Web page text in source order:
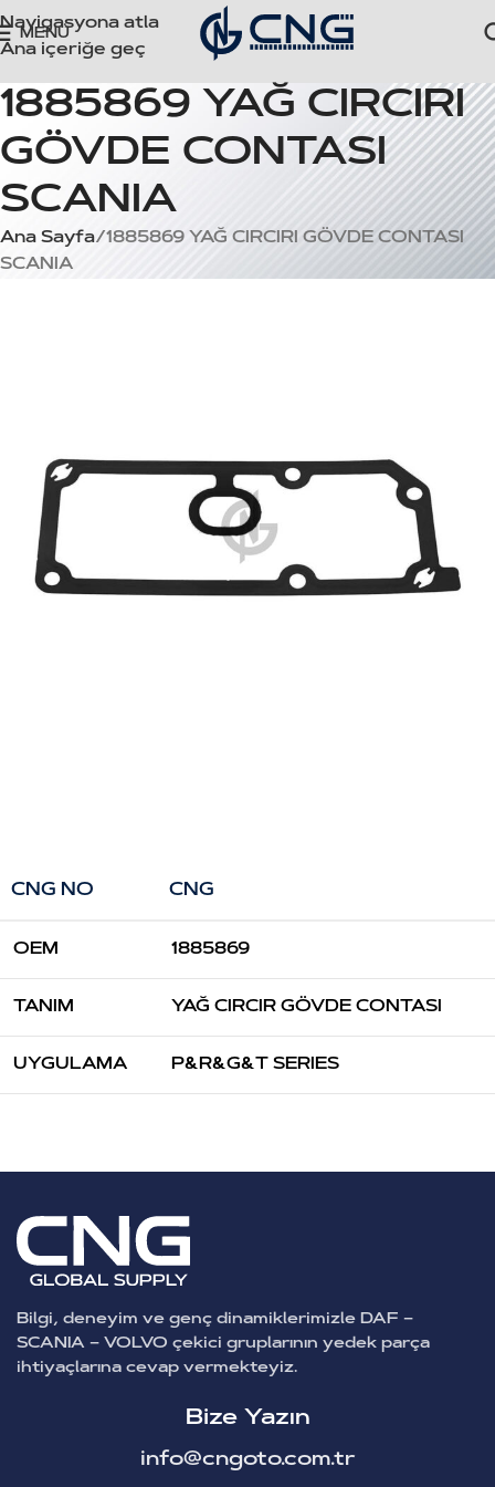
Navigasyona atla
Ana içeriğe geç
MENÜ
1885869 YAĞ CIRCIRI
GÖVDE CONTASI
SCANIA
Ana Sayfa
1885869 YAĞ CIRCIRI GÖVDE CONTASI
SCANIA
CNG NO CNG
OEM 1885869
TANIM YAĞ CIRCIR GÖVDE CONTASI
UYGULAMA P&R&G&T SERIES
Bilgi, deneyim ve genç dinamiklerimizle DAF –
SCANIA – VOLVO çekici gruplarının yedek parça
ihtiyaçlarına cevap vermekteyiz.
Bize Yazın
info@cngoto.com.tr